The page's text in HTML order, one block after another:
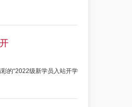
的“2022级新学员入站开学